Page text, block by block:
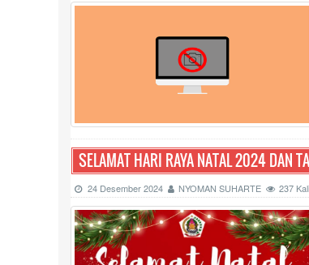
SELAMAT HARI RAYA NATAL 2024 DAN
24 Desember 2024 NYOMAN SUHARTE 237 Kali